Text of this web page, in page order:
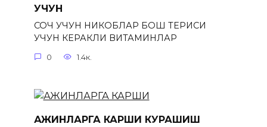
УЧУН
СОЧ УЧУН НИКОБЛАР БОШ ТЕРИСИ
УЧУН КЕРАКЛИ ВИТАМИНЛАР
0 1.4к.
АЖИНЛАРГА КАРШИ КУРАШИШ